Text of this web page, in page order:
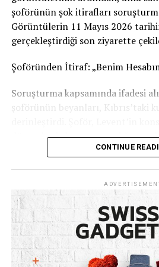
Görüşlerinizi yorumlarda
Kaynak: İsviçre Devlet
şoförünün şok itirafları
Görüntülerin 11 Mayıs 2026
gerçekleştirdiği son ziyarette
Şoföründen İtiraf: „Benim
Soruşturma kapsamında ifadesi
şoförünün beyanları, Kıbrıs’taki
dönemlerde kumar oynadığını ve
kullanarak ünlü sanatçıya 1 ila 2
şüphelenmesine rağmen işini
çıkaramadığını belirten şoför,
yazışmalarını delil olarak
Haluk Levent: „Kötü Bir Zaafım
Parasına Dokunmadım“
CONTINUE